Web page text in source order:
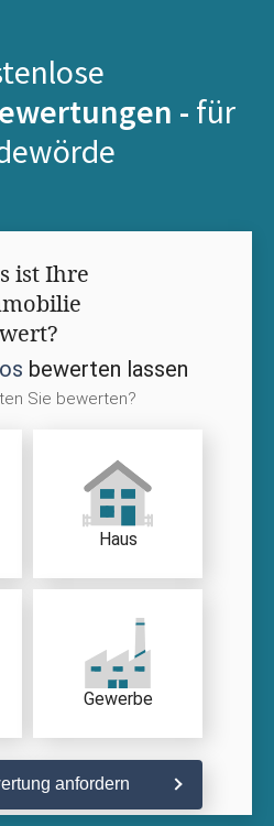
- für
ist Ihre
wert?
bewerten lassen
Sie bewerten?
Haus
Gewerbe
anfordern